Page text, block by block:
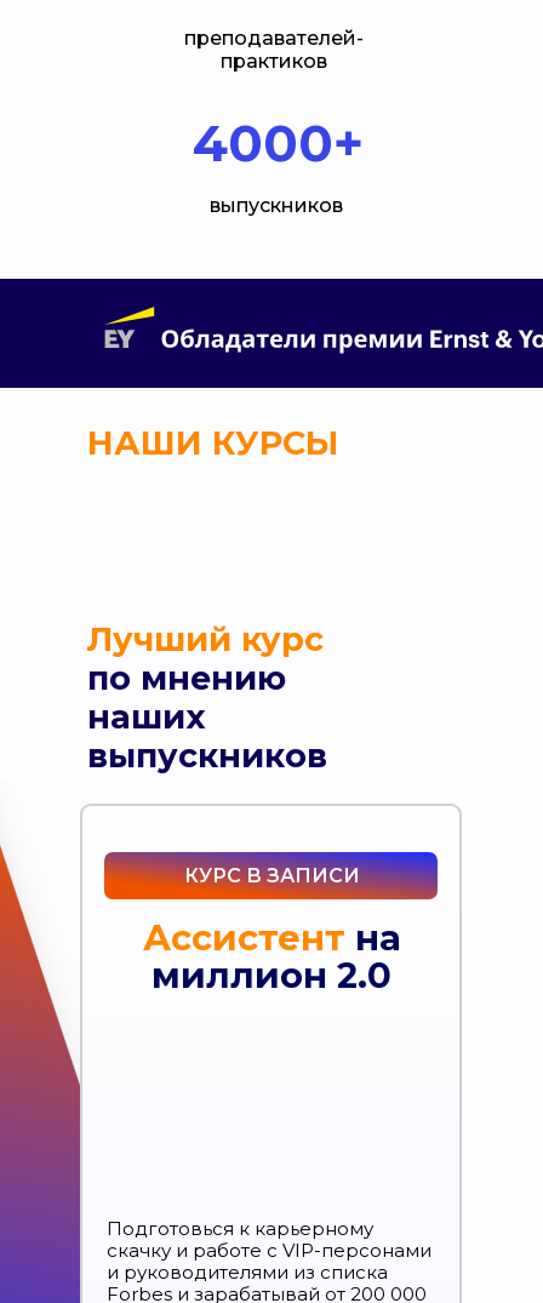
преподавателей-
практиков
4000+
выпускников
НАШИ КУРСЫ
Лучший курс
по мнению
наших
выпускников
КУРС В ЗАПИСИ
Ассистент на
миллион 2.0
Подготовься к карьерному
скачку и работе с VIP-персонами
и руководителями из списка
Forbes и зарабатывай от 200 000